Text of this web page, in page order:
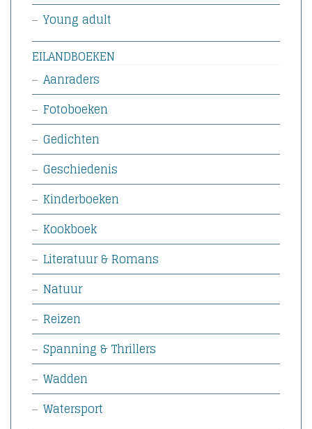
Young adult
EILANDBOEKEN
Aanraders
Fotoboeken
Gedichten
Geschiedenis
Kinderboeken
Kookboek
Literatuur & Romans
Natuur
Reizen
Spanning & Thrillers
Wadden
Watersport